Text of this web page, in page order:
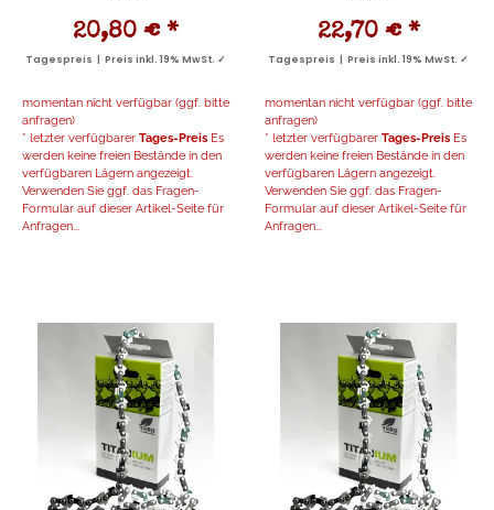
20,80 € *
Tagespreis | Preis inkl. 19% MwSt. ✓
momentan nicht verfügbar (ggf. bitte
anfragen)
* letzter verfügbarer Tages-Preis Es
werden keine freien Bestände in den
verfügbaren Lägern angezeigt.
Verwenden Sie ggf. das Fragen-
Formular auf dieser Artikel-Seite für
Anfragen...
22,70 € *
Tagespreis | Preis inkl. 19% MwSt. ✓
momentan nicht verfügbar (ggf. bitte
anfragen)
* letzter verfügbarer Tages-Preis Es
werden keine freien Bestände in den
verfügbaren Lägern angezeigt.
Verwenden Sie ggf. das Fragen-
Formular auf dieser Artikel-Seite für
Anfragen...